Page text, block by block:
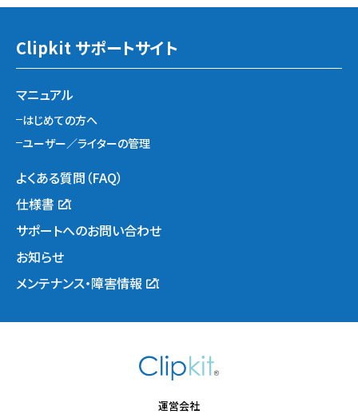
Clipkit サポートサイト
マニュアル
はじめての方へ
ユーザー／ライターの管理
よくある質問（FAQ）
仕様書
サポートへのお問い合わせ
お知らせ
メンテナンス・障害情報
運営会社